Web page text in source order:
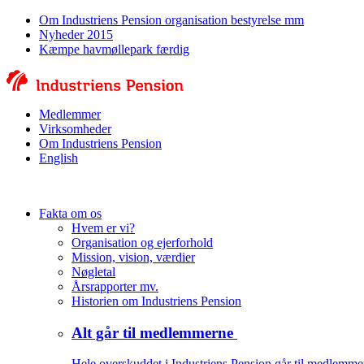
Om Industriens Pension organisation bestyrelse mm
Nyheder 2015
Kæmpe havmøllepark færdig
Medlemmer
Virksomheder
Om Industriens Pension
English
Fakta om os
Hvem er vi?
Organisation og ejerforhold
Mission, vision, værdier
Nøgletal
Årsrapporter mv.
Historien om Industriens Pension
Alt går til medlemmerne